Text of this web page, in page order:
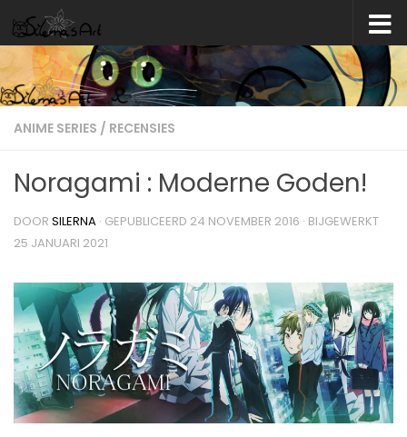
Skip to content
ANIME SERIES / RECENSIES
Noragami : Moderne Goden!
DOOR SILERNA · GEPUBLICEERD 24 NOVEMBER 2016 · BIJGEWERKT
25 JANUARI 2021